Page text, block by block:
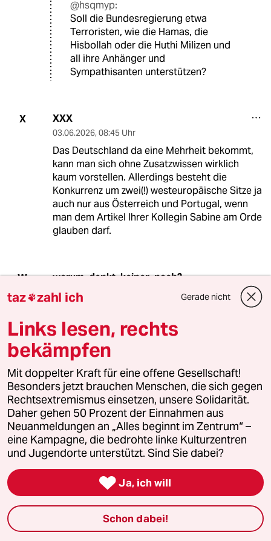
@hsqmyp:
Soll die Bundesregierung etwa
Terroristen, wie die Hamas, die
Hisbollah oder die Huthi Milizen und
all ihre Anhänger und
Sympathisanten unterstützen?
X XXX
03.06.2026, 08:45 Uhr
Das Deutschland da eine Mehrheit bekommt,
kann man sich ohne Zusatzwissen wirklich
kaum vorstellen. Allerdings besteht die
Konkurrenz um zwei(!) westeuropäische Sitze ja
auch nur aus Österreich und Portugal, wenn
man dem Artikel Ihrer Kollegin Sabine am Orde
glauben darf.
W warum_denkt_keiner_nach?
03.06.2026
CK Christine Kurtscheidt
03.06.2026,08:08 Uhr
Was passiert mit mir, mit unserer Gesellschaft,
mit unseren, oder zumindest meinen
Gewissheiten??? Ich bin Jahrgang 1961, und
wenn ich diesen Artikel lese, stellvertretend für
viele andere, leider, muss ich innehalten, und
das Gelesene vor meinem inneren Auge noch
einmal lesen. Der Text ist einfach zu verstehen,
und doch, istdas, was ich da lese, für mich
ungeheuerlich. Deutschland, bzw. Unsere
aktuelle Regierung missachtet..., und dann
kommt eine i.mer länger werdende Liste:
taz zahl ich Gerade nicht
Links lesen, rechts
bekämpfen
Mit doppelter Kraft für eine offene Gesellschaft!
Besonders jetzt brauchen Menschen, die sich gegen
Rechtsextremismus einsetzen, unsere Solidarität.
Daher gehen 50 Prozent der Einnahmen aus
Neuanmeldungen an „Alles beginnt im Zentrum“ –
eine Kampagne, die bedrohte linke Kulturzentren
und Jugendorte unterstützt. Sind Sie dabei?
 Ja, ich will
Schon dabei!